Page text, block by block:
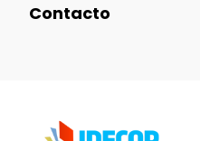
Contacto